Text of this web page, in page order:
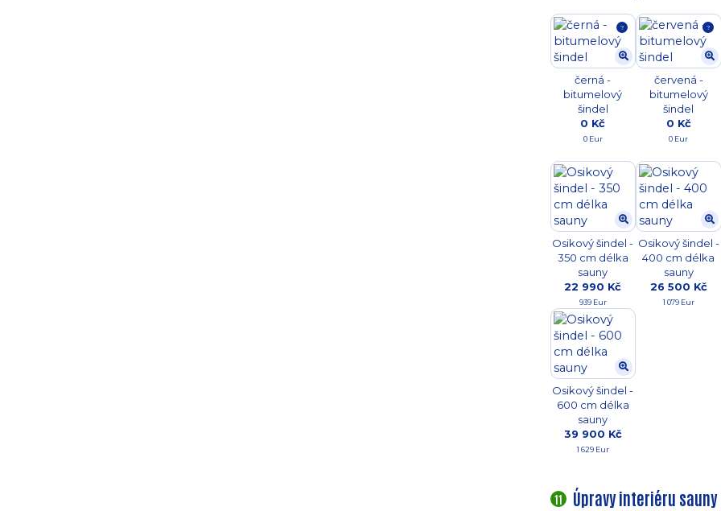
černá -
bitumelový
šindel
?
0 Kč
0 Eur
červená -
bitumelový
šindel
?
0 Kč
0 Eur
Osikový šindel -
350 cm délka
sauny
22 990 Kč
939 Eur
Osikový šindel -
400 cm délka
sauny
26 500 Kč
1 079 Eur
Osikový šindel -
600 cm délka
sauny
39 900 Kč
1 629 Eur
11 Úpravy interiéru sauny